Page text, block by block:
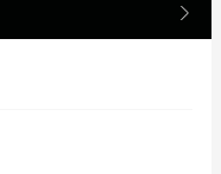
1.8km